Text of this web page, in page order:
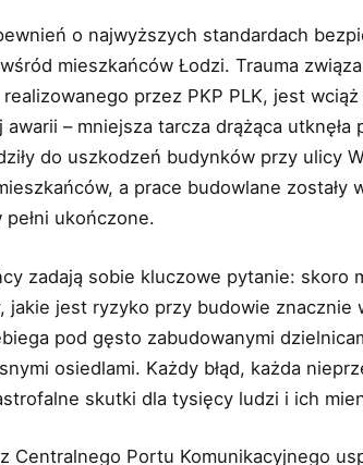
o najwyższych standardach
mieszkańców Łodzi. Trauma
przez PKP PLK, jest
awarii – mniejsza tarcza drążąca
do uszkodzeń budynków przy ulicy
a prace budowlane
pełni ukończone.
zadają sobie kluczowe pytanie: skoro
jakie jest ryzyko przy budowie
pod gęsto zabudowanymi
osiedlami. Każdy błąd, każda
skutki dla tysięcy ludzi i ich
Centralnego Portu Komunikacyjnego